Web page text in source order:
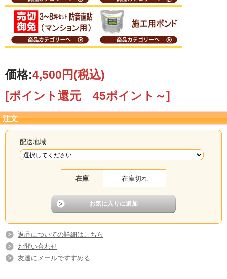
価格:4,500円(税込)
[ポイント還元 45ポイント～]
注文
配送地域:
在庫 在庫切れ
返品についての詳細はこちら
お問い合わせ
友達にメールですすめる